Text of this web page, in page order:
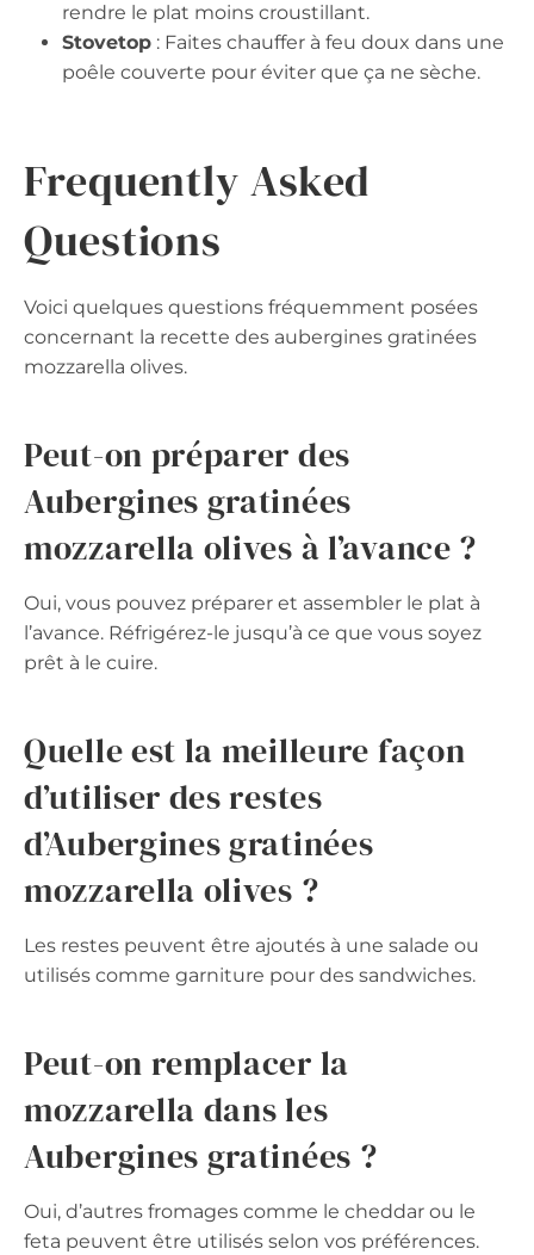
rendre le plat moins croustillant.
Stovetop : Faites chauffer à feu doux dans une
poêle couverte pour éviter que ça ne sèche.
Frequently Asked
Questions
Voici quelques questions fréquemment posées
concernant la recette des aubergines gratinées
mozzarella olives.
Peut-on préparer des
Aubergines gratinées
mozzarella olives à l’avance ?
Oui, vous pouvez préparer et assembler le plat à
l’avance. Réfrigérez-le jusqu’à ce que vous soyez
prêt à le cuire.
Quelle est la meilleure façon
d’utiliser des restes
d’Aubergines gratinées
mozzarella olives ?
Les restes peuvent être ajoutés à une salade ou
utilisés comme garniture pour des sandwiches.
Peut-on remplacer la
mozzarella dans les
Aubergines gratinées ?
Oui, d’autres fromages comme le cheddar ou le
feta peuvent être utilisés selon vos préférences.